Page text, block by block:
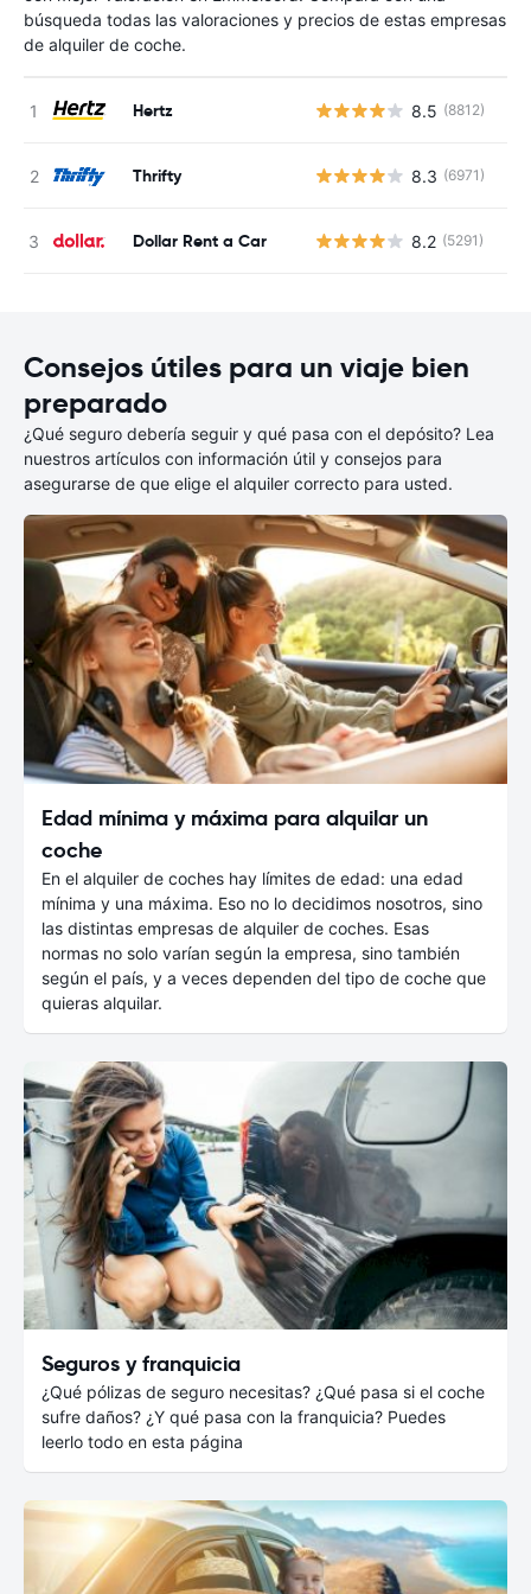
búsqueda todas las valoraciones y precios de estas empresas
de alquiler de coche.
Hertz 8.5 (8812)
Thrifty 8.3 (6971)
Dollar Rent a Car 8.2 (5291)
Consejos útiles para un viaje bien
preparado
¿Qué seguro debería seguir y qué pasa con el depósito? Lea
nuestros artículos con información útil y consejos para
asegurarse de que elige el alquiler correcto para usted.
Edad mínima y máxima para alquilar un
coche
En el alquiler de coches hay límites de edad: una edad
mínima y una máxima. Eso no lo decidimos nosotros, sino
las distintas empresas de alquiler de coches. Esas
normas no solo varían según la empresa, sino también
según el país, y a veces dependen del tipo de coche que
quieras alquilar.
Seguros y franquicia
¿Qué pólizas de seguro necesitas? ¿Qué pasa si el coche
sufre daños? ¿Y qué pasa con la franquicia? Puedes
leerlo todo en esta página